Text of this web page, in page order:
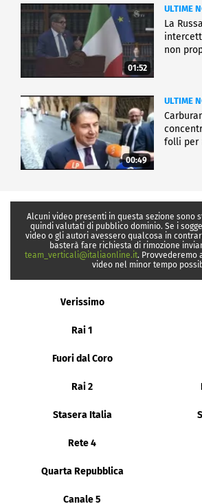
01:52
ULTIME
La
non
00:49
ULTIME
folli per
Alcuni video presenti in questa sezione sono
quindi valutati di pubblico dominio. Se i
video o gli autori avessero qualcosa in
basterà fare richiesta di rimozione
team_verticali@italiaonline.it. Provvederemo
video nel minor tempo
Verissimo
Rai 1
Fuori dal Coro
Rai 2
Stasera Italia
Rete 4
Quarta Repubblica
Canale 5